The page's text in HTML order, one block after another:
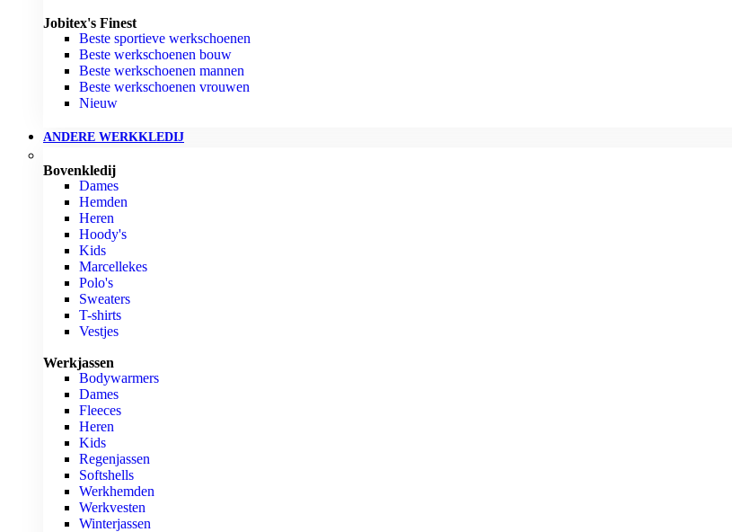
Jobitex's Finest
Beste sportieve werkschoenen
Beste werkschoenen bouw
Beste werkschoenen mannen
Beste werkschoenen vrouwen
Nieuw
ANDERE WERKKLEDIJ
Bovenkledij
Dames
Hemden
Heren
Hoody's
Kids
Marcellekes
Polo's
Sweaters
T-shirts
Vestjes
Werkjassen
Bodywarmers
Dames
Fleeces
Heren
Kids
Regenjassen
Softshells
Werkhemden
Werkvesten
Winterjassen